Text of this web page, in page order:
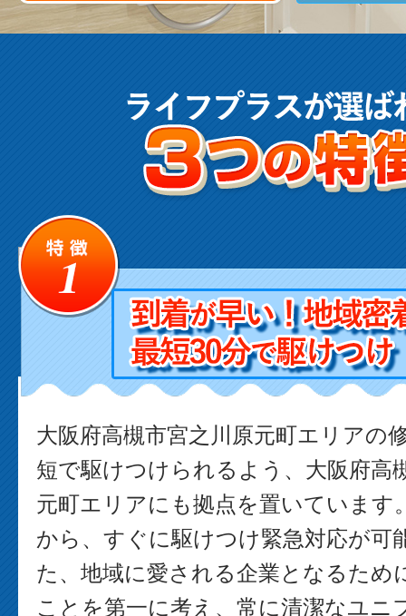
大阪府高槻市宮之川原元町エリアの
短で駆けつけられるよう、大阪府高
元町エリアにも拠点を置いています
から、すぐに駆けつけ緊急対応が可
た、地域に愛される企業となるため
ことを第一に考え、常に清潔なユニ